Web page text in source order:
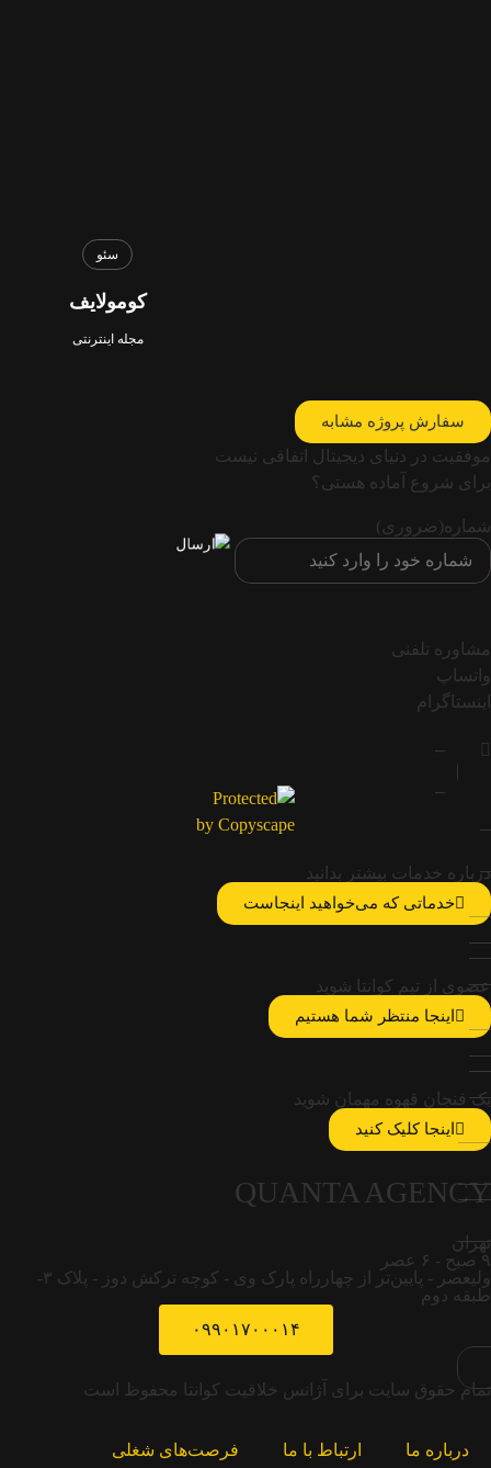
سئو
کومولایف
مجله اینترنتی
سفارش پروژه مشابه
موفقیت در دنیای دیجیتال اتفاقی نیست
برای شروع آماده هستی؟
شماره(ضروری)
مشاوره تلفنی
واتساپ
اینستاگرام
درباره خدمات بیشتر بدانید
خدماتی که می‌خواهید اینجاست
عضوی از تیم کوانتا شوید
اینجا منتظر شما هستیم
یک فنجان قهوه مهمان شوید
اینجا کلیک کنید
QUANTA AGENCY
تهران
۹ صبح - ۶ عصر
ولیعصر - پایین‌تر از چهارراه پارک وی - کوچه ترکش دوز - پلاک ۳-
طبقه دوم
۰۹۹۰۱۷۰۰۰۱۴
تمام حقوق سایت برای آژانس خلاقیت کوانتا محفوظ است
درباره ما ارتباط با ما فرصت‌های شغلی